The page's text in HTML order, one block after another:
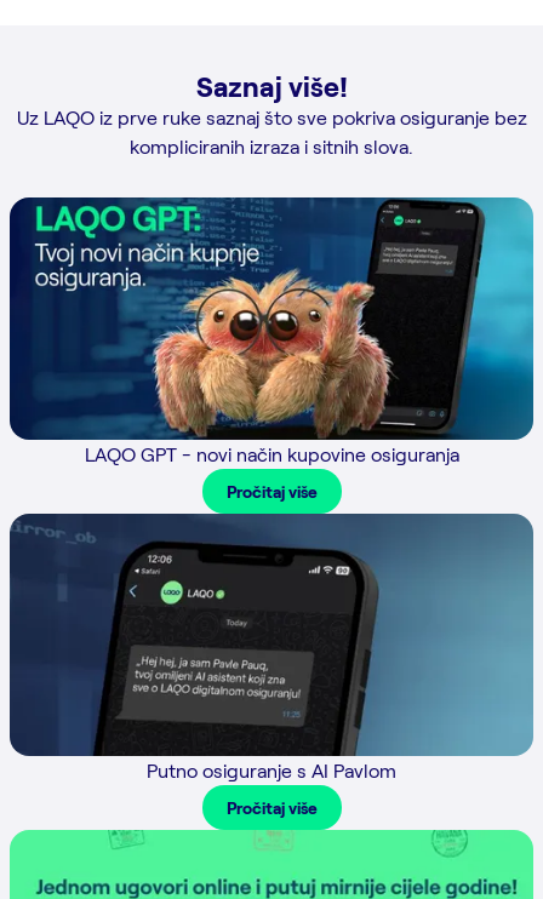
Saznaj više!
Uz LAQO iz prve ruke saznaj što sve pokriva osiguranje bez
kompliciranih izraza i sitnih slova.
LAQO GPT - novi način kupovine osiguranja
Pročitaj više
Putno osiguranje s AI Pavlom
Pročitaj više